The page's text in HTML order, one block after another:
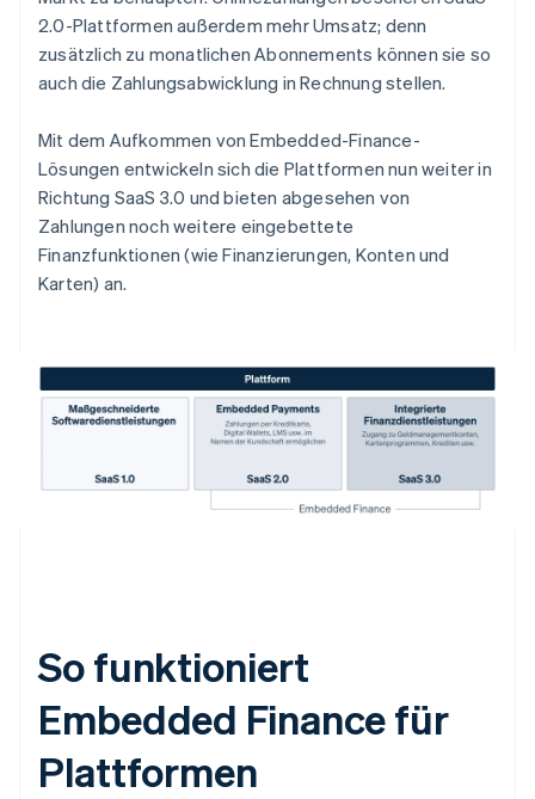
2.0-Plattformen außerdem mehr Umsatz; denn
zusätzlich zu monatlichen Abonnements können sie so
auch die Zahlungsabwicklung in Rechnung stellen.
Mit dem Aufkommen von Embedded-Finance-
Lösungen entwickeln sich die Plattformen nun weiter in
Richtung SaaS 3.0 und bieten abgesehen von
Zahlungen noch weitere eingebettete
Finanzfunktionen (wie Finanzierungen, Konten und
Karten) an.
So funktioniert
Embedded Finance für
Plattformen